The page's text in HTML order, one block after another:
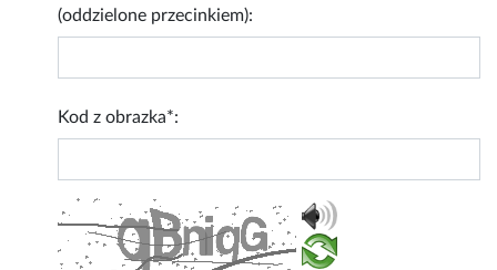
(oddzielone przecinkiem):
Kod z obrazka*: